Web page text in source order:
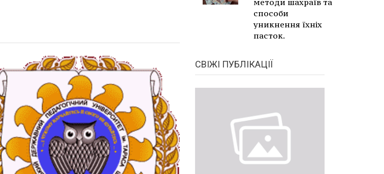
методи шахраїв та
способи
уникнення їхніх
пасток.
СВІЖІ ПУБЛІКАЦІЇ